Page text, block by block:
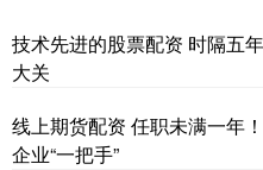
技术先进的股票配资 时隔五
大关
线上期货配资 任职未满一年
企业“一把手”